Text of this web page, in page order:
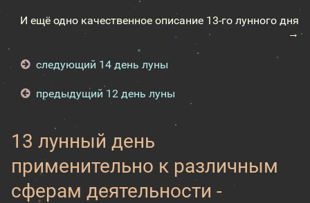
И ещё одно качественное описание 13-го лунного дня
→
следующий 14 день луны
предыдущий 12 день луны
13 лунный день
применительно к различным
сферам деятельности -